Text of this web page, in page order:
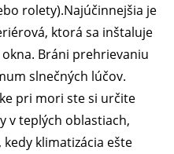
rolety).Najúčinnejšia je
ktorá sa inštaluje
Bráni prehrievaniu
slnečných lúčov.
pri mori ste si určite
v teplých oblastiach,
klimatizácia ešte